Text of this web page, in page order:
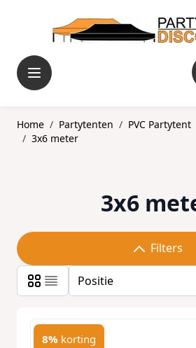
Home / Partytenten / PVC Partytent
/ 3x6 meter
3x6
Filters
8% korting